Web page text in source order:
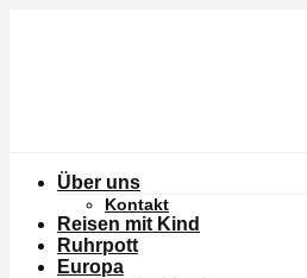
Über uns
Kontakt
Reisen mit Kind
Ruhrpott
Europa